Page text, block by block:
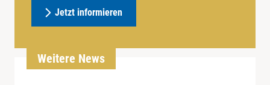
Jetzt informieren
Weitere News